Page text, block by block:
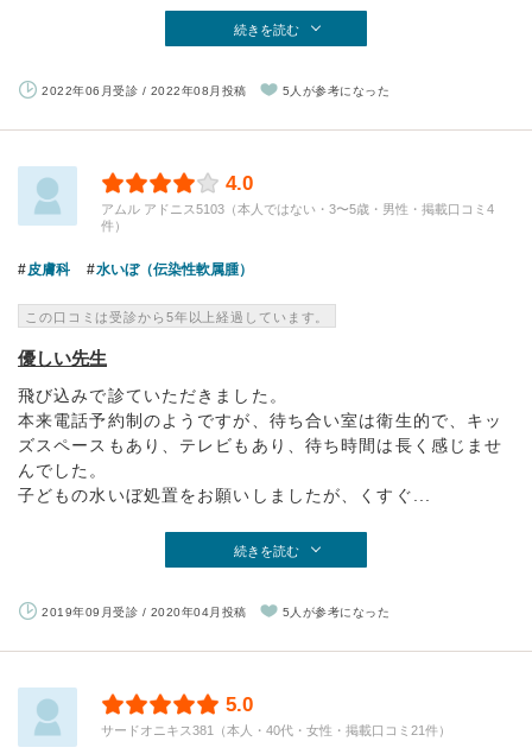
続きを読む
2022年06月受診 / 2022年08月投稿 5人が参考になった
4.0
アムル アドニス5103（本人ではない・3〜5歳・男性・掲載口コミ4
件）
皮膚科 水いぼ（伝染性軟属腫）
この口コミは受診から5年以上経過しています。
優しい先生
飛び込みで診ていただきました。
本来電話予約制のようですが、待ち合い室は衛生的で、キッ
ズスペースもあり、テレビもあり、待ち時間は長く感じませ
んでした。
子どもの水いぼ処置をお願いしましたが、くすぐ...
続きを読む
2019年09月受診 / 2020年04月投稿 5人が参考になった
5.0
サードオニキス381（本人・40代・女性・掲載口コミ21件）